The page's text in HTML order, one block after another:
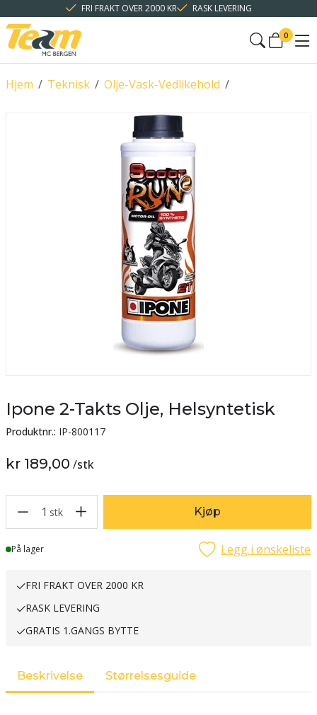
FRI FRAKT OVER 2000 KR RASK LEVERING
0
/
Hjem /
Teknisk /
Olje-Vask-Vedlikehold
Ipone 2-Takts Olje, Helsyntetisk
Produktnr.: IP-800117
kr 189,00 /stk
1 stk Kjøp
Lager
På lager Legg i ønskeliste
FRI FRAKT OVER 2000 KR
RASK LEVERING
GRATIS 1.GANGS BYTTE
Beskrivelse Størrelsesguide